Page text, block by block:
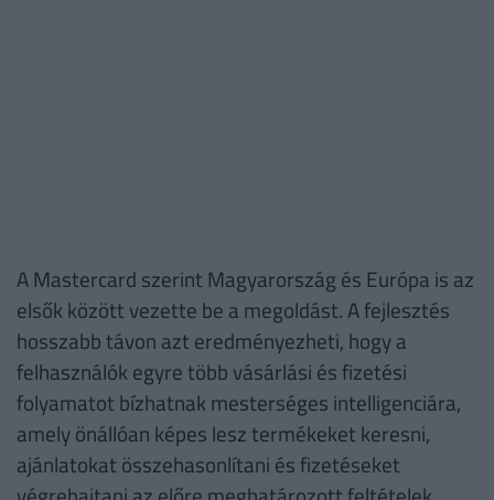
A Mastercard szerint Magyarország és Európa is az
elsők között vezette be a megoldást. A fejlesztés
hosszabb távon azt eredményezheti, hogy a
felhasználók egyre több vásárlási és fizetési
folyamatot bízhatnak mesterséges intelligenciára,
amely önállóan képes lesz termékeket keresni,
ajánlatokat összehasonlítani és fizetéseket